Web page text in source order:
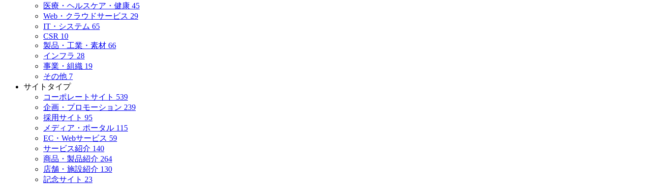
医療・ヘルスケア・健康 45
Web・クラウドサービス 29
IT・システム 65
CSR 10
製品・工業・素材 66
インフラ 28
事業・組織 19
その他 7
サイトタイプ
コーポレートサイト 539
企画・プロモーション 239
採用サイト 95
メディア・ポータル 115
EC・Webサービス 59
サービス紹介 140
商品・製品紹介 264
店舗・施設紹介 130
記念サイト 23